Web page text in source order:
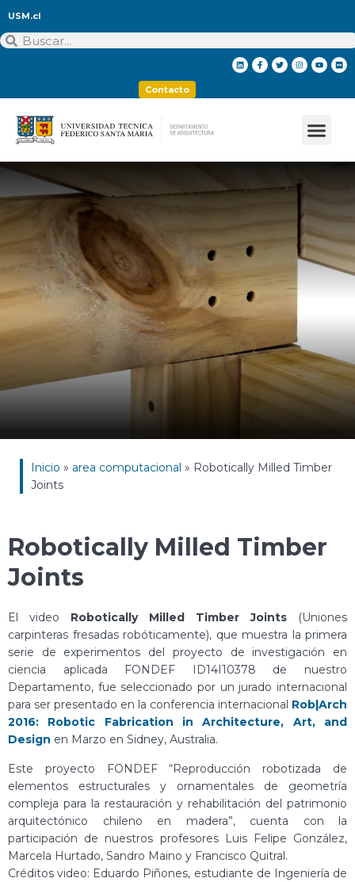
USM.cl
Contacto
Inicio » area computacional » Robotically Milled Timber
Joints
Robotically Milled Timber
Joints
El video Robotically Milled Timber Joints (Uniones
carpinteras fresadas robóticamente), que muestra la primera
serie de experimentos del proyecto de investigación en
ciencia aplicada FONDEF ID14I10378 de nuestro
Departamento, fue seleccionado por un jurado internacional
para ser presentado en la conferencia internacional Rob|Arch
2016: Robotic Fabrication in Architecture, Art, and
Design en Marzo en Sidney, Australia.
Este proyecto FONDEF “Reproducción robotizada de
elementos estructurales y ornamentales de geometría
compleja para la restauración y rehabilitación del patrimonio
arquitectónico chileno en madera”, cuenta con la
participación de nuestros profesores Luis Felipe González,
Marcela Hurtado, Sandro Maino y Francisco Quitral.
Créditos video: Eduardo Piñones, estudiante de Ingeniería de